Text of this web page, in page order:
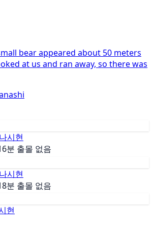
bear appeared about 50 meters
at us and ran away, so there was
시현
분 출몰 없음
시현
분 출몰 없음
현